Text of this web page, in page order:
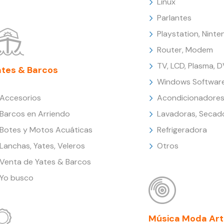
& Barcos
en Arriendo
y Motos Acuáticas
Yates, Veleros
de Yates & Barcos
busco
Parlantes
Playstation,
Router, Modem
TV, LCD, Plasma,
Windows
Lavadoras,
Refrigeradora
Otros
Música Moda